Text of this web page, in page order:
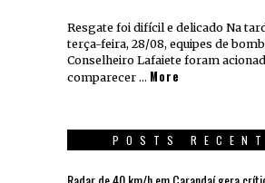
Resgate foi difícil e delicado Na
terça-feira, 28/08, equipes de
Conselheiro Lafaiete foram
comparecer … More
POSTS